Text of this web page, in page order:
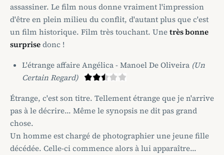
assassiner. Le film nous donne vraiment l'impression
d'être en plein milieu du conflit, d'autant plus que c'est
un film historique. Film très touchant. Unetrès bonne
surprisedonc !
L'étrange affaire Angélica - Manoel De Oliveira (Un
Certain Regard)
Étrange, c'est son titre. Tellement étrange que je n'arrive
pas à le décrire... Même le synopsis ne dit pas grand
chose.
Un homme est chargé de photographier une jeune fille
décédée. Celle-ci commence alors à lui apparaître...